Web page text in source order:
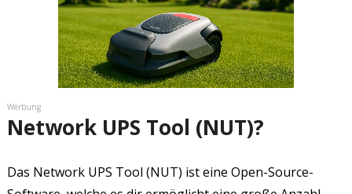
Werbung
Network UPS Tool (NUT)?
Das Network UPS Tool (NUT) ist eine Open-Source-